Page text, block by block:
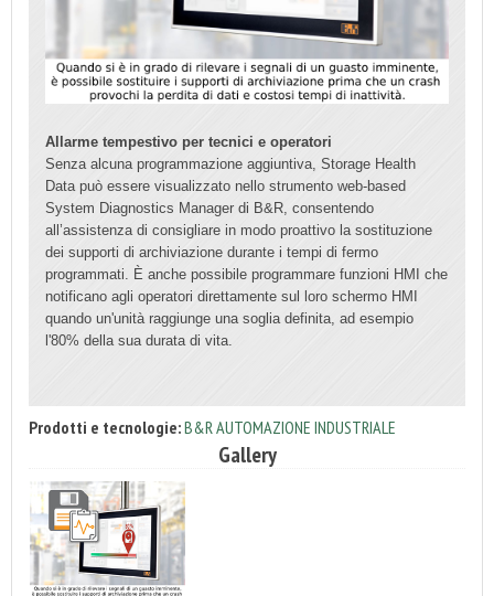
Allarme tempestivo per tecnici e operatori
Senza alcuna programmazione aggiuntiva, Storage Health
Data può essere visualizzato nello strumento web-based
System Diagnostics Manager di B&R, consentendo
all’assistenza di consigliare in modo proattivo la sostituzione
dei supporti di archiviazione durante i tempi di fermo
programmati. È anche possibile programmare funzioni HMI che
notificano agli operatori direttamente sul loro schermo HMI
quando un'unità raggiunge una soglia definita, ad esempio
l'80% della sua durata di vita.
Prodotti e tecnologie:B&R AUTOMAZIONE INDUSTRIALE
Gallery